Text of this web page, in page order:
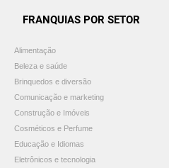
FRANQUIAS POR SETOR
Alimentação
Beleza e saúde
Brinquedos e diversão
Comunicação e marketing
Construção e Imóveis
Cosméticos e Perfume
Educação e Idiomas
Eletrônicos e tecnologia